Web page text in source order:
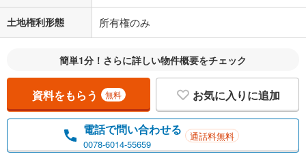
土地権利形態 所有権のみ
簡単1分！さらに詳しい物件概要をチェック
資料をもらう 無料 お気に入りに追加
電話で問い合わせる
0078-6014-55659
通話料無料